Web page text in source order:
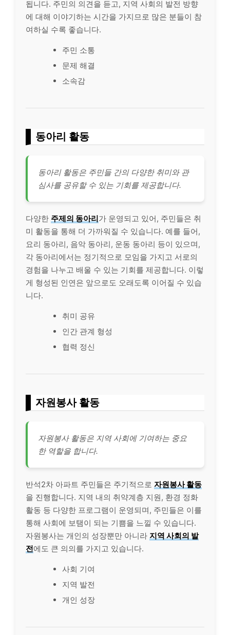
됩니다. 주민의 의견을 듣고, 지역 사회의 발전 방향
에 대해 이야기하는 시간을 가지므로 많은 분들이 참
여하실 수록 좋습니다.
주민 소통
문제 해결
소속감
동아리 활동
동아리 활동은 주민들 간의 다양한 취미와 관
심사를 공유할 수 있는 기회를 제공합니다.
다양한 주제의 동아리가 운영되고 있어, 주민들은 취
미 활동을 통해 더 가까워질 수 있습니다. 예를 들어,
요리 동아리, 음악 동아리, 운동 동아리 등이 있으며,
각 동아리에서는 정기적으로 모임을 가지고 서로의
경험을 나누고 배울 수 있는 기회를 제공합니다. 이렇
게 형성된 인연은 앞으로도 오래도록 이어질 수 있습
니다.
취미 공유
인간 관계 형성
협력 정신
자원봉사 활동
자원봉사 활동은 지역 사회에 기여하는 중요
한 역할을 합니다.
반석2차 아파트 주민들은 주기적으로 자원봉사 활동
을 진행합니다. 지역 내의 취약계층 지원, 환경 정화
활동 등 다양한 프로그램이 운영되며, 주민들은 이를
통해 사회에 보탬이 되는 기쁨을 느낄 수 있습니다.
자원봉사는 개인의 성장뿐만 아니라 지역 사회의 발
전에도 큰 의의를 가지고 있습니다.
사회 기여
지역 발전
개인 성장